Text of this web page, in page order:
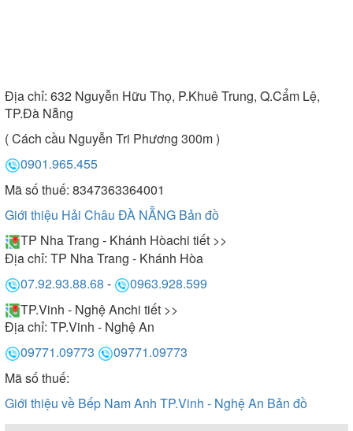
Địa chỉ: 632 Nguyễn Hữu Thọ, P.Khuê Trung, Q.Cẩm Lệ,
TP.Đà Nẵng
( Cách cầu Nguyễn Tri Phương 300m )
0901.965.455
Mã số thuế: 8347363364001
Giới thiệu Hải Châu ĐÀ NẴNG Bản đồ
TP Nha Trang - Khánh Hòachi tiết >>
Địa chỉ: TP Nha Trang - Khánh Hòa
07.92.93.88.68 -
0963.928.599
TP.Vinh - Nghệ Anchi tiết >>
Địa chỉ: TP.Vinh - Nghệ An
09771.09773
09771.09773
Mã số thuế:
Giới thiệu về Bếp Nam Anh TP.Vinh - Nghệ An Bản đồ